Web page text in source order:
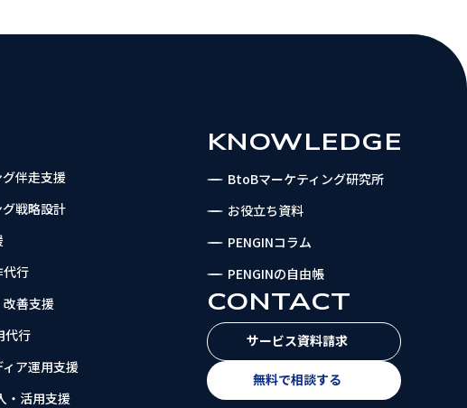
伴走支援
戦略設計
代行
善支援
代行
ア運用支援
活用支援
KNOWLEDGE
BtoBマーケティング研究所
お役立ち資料
PENGINコラム
PENGINの自由帳
CONTACT
サービス資料請求
無料で相談する